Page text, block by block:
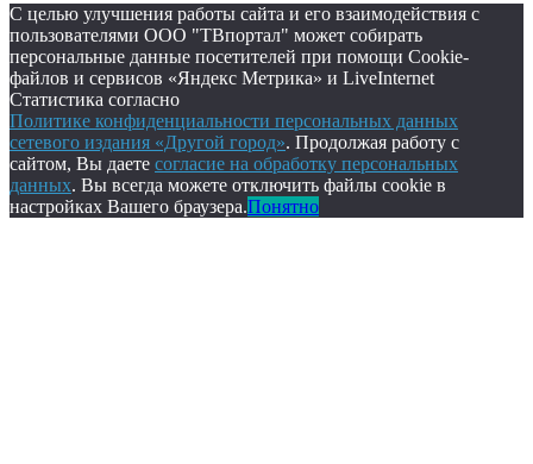
С целью улучшения работы сайта и его взаимодействия с
пользователями ООО "ТВпортал" может собирать
персональные данные посетителей при помощи Cookie-
файлов и сервисов «Яндекс Метрика» и LiveInternet
Статистика согласно
Политике конфиденциальности персональных данных
сетевого издания «Другой город». Продолжая работу с
сайтом, Вы даете согласие на обработку персональных
данных. Вы всегда можете отключить файлы cookie в
настройках Вашего браузера.Понятно